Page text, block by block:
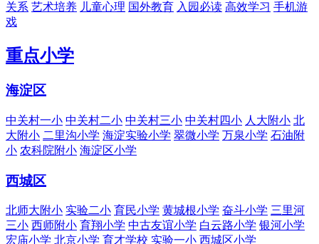
关系 艺术培养 儿童心理 国外教育 入园必读 高效学习 手机游
戏
重点小学
海淀区
中关村一小 中关村二小 中关村三小 中关村四小 人大附小 北
大附小 二里沟小学 海淀实验小学 翠微小学 万泉小学 石油附
小 农科院附小 海淀区小学
西城区
北师大附小 实验二小 育民小学 黄城根小学 奋斗小学 三里河
三小 西师附小 育翔小学 中古友谊小学 白云路小学 银河小学
宏庙小学 北京小学 育才学校 实验一小 西城区小学